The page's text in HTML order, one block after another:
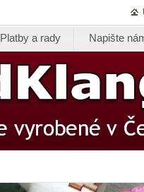
Platby a rady Napište